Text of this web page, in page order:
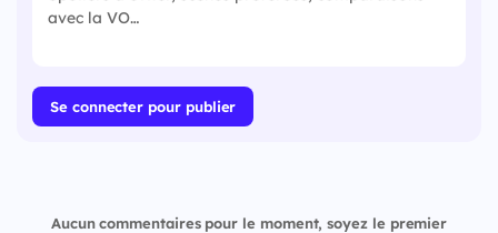
Se connecter pour publier
Aucun commentaires pour le moment, soyez le premier